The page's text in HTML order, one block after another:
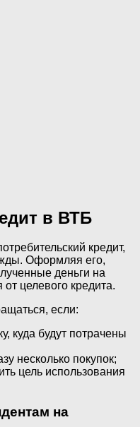
в ВТБ
кредит,
Оформляя его,
деньги на
целевого кредита.
если:
куда будут потрачены
несколько покупок;
цель использования
на